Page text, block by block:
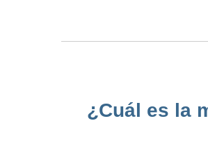
¿Cuál es la